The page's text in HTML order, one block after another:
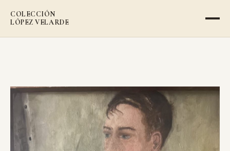
COLECCIÓN
LÓPEZ VELARDE